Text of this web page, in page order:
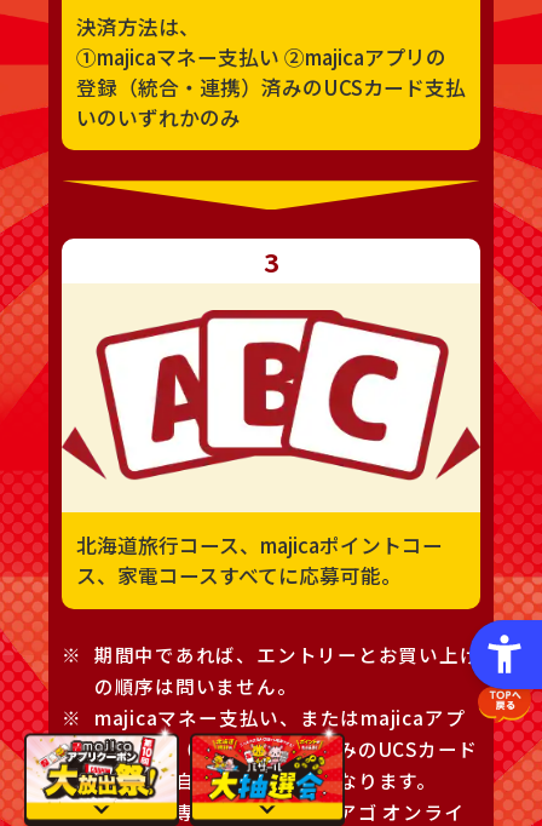
決済方法は、
①majicaマネー支払い ②majicaアプリの
登録（統合・連携）済みのUCSカード支払
いのいずれかのみ
3
北海道旅行コース、majicaポイントコー
ス、家電コースすべてに応募可能。
期間中であれば、エントリーとお買い上げ
の順序は問いません。
majicaマネー支払い、またはmajicaアプ
リに登録（連携・統合）済みのUCSカード
支払いが自動応募の対象となります。
直営店・専門店・アピタピアゴ オンライ